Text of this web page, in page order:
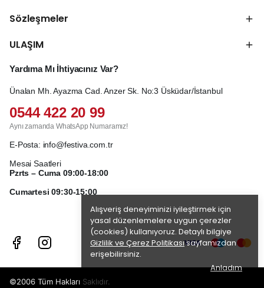
Alışveriş deneyiminizi iyileştirmek için
yasal düzenlemelere uygun çerezler
(cookies) kullanıyoruz. Detaylı bilgiye
Gizlilik ve Çerez Politikasısayfamızdan
erişebilirsiniz.
Anladım
Sözleşmeler
ULAŞIM
Yardıma Mı İhtiyacınız Var?
Ünalan Mh. Ayazma Cad. Anzer Sk. No:3 Üsküdar/İstanbul
0544 422 20 99
Aynı zamanda WhatsApp Numaramız!
E-Posta: info@festiva.com.tr
Mesai Saatleri
Pzrts – Cuma 09:00-18:00
Cumartesi 09:30-15:00
©2006 Tüm Hakları Saklıdır.